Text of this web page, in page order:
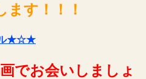
ます！！！
ル★☆★
でお会いしましょ